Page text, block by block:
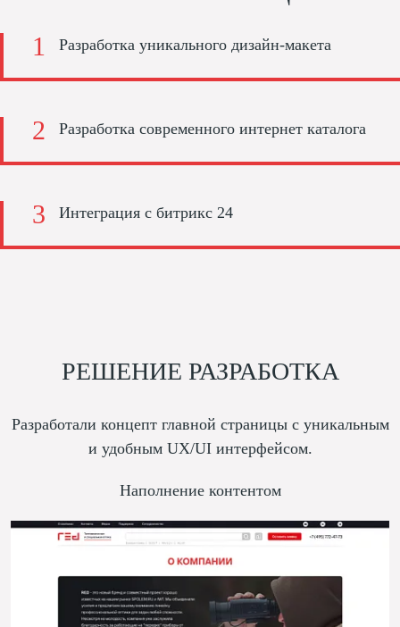
Разработка уникального дизайн-макета
Разработка современного интернет каталога
Интеграция с битрикс 24
РЕШЕНИЕ РАЗРАБОТКА
Разработали концепт главной страницы с уникальным
и удобным UX/UI интерфейсом.
Наполнение контентом